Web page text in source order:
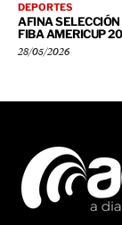
DEPORTES
AFINA
FIBA AMERICUP
28/05/2026